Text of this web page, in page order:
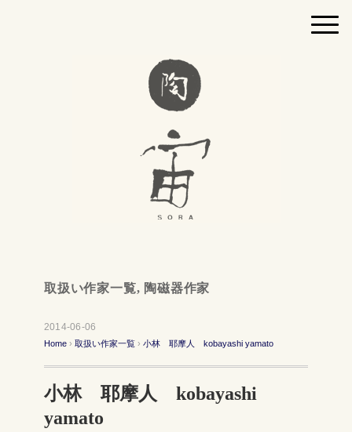
取扱い作家一覧, 陶磁器作家
2014-06-06
Home › 取扱い作家一覧 › 小林 耶摩人 kobayashi yamato
小林 耶摩人 kobayashi
yamato